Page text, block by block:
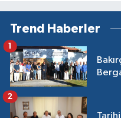
Trend Haberler
1
2